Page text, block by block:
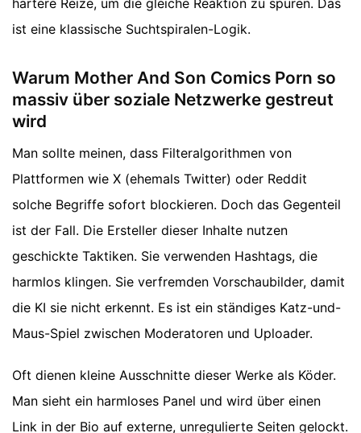
ist eine klassische Suchtspiralen-Logik.
Warum Mother And Son Comics Porn so
massiv über soziale Netzwerke gestreut
wird
Man sollte meinen, dass Filteralgorithmen von
Plattformen wie X (ehemals Twitter) oder Reddit
solche Begriffe sofort blockieren. Doch das Gegenteil
ist der Fall. Die Ersteller dieser Inhalte nutzen
geschickte Taktiken. Sie verwenden Hashtags, die
harmlos klingen. Sie verfremden Vorschaubilder, damit
die KI sie nicht erkennt. Es ist ein ständiges Katz-und-
Maus-Spiel zwischen Moderatoren und Uploader.
Oft dienen kleine Ausschnitte dieser Werke als Köder.
Man sieht ein harmloses Panel und wird über einen
Link in der Bio auf externe, unregulierte Seiten gelockt.